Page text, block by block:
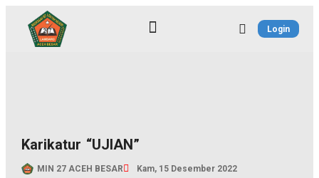
Login
Karikatur “UJIAN”
MIN 27 ACEH BESAR Kam, 15 Desember 2022